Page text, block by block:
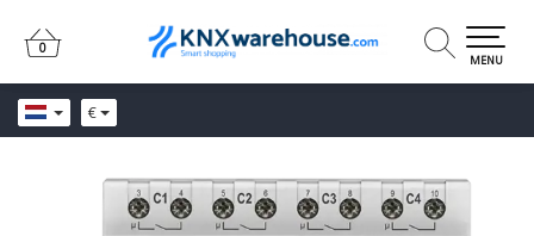
€
0
0
MENU